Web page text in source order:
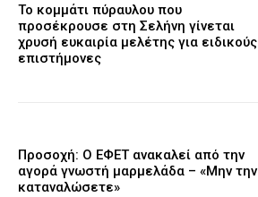
Το κομμάτι πύραυλου που
προσέκρουσε στη Σελήνη γίνεται
χρυσή ευκαιρία μελέτης για ειδικούς
επιστήμονες
Προσοχή: Ο ΕΦΕΤ ανακαλεί από την
αγορά γνωστή μαρμελάδα – «Μην την
καταναλώσετε»